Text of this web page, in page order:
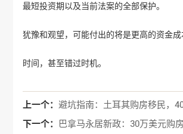
最短投资期以及当前法案的全部保护。
犹豫和观望，可能付出的将是更高的资金
时间，甚至错过时机。
上一个：
下一个：